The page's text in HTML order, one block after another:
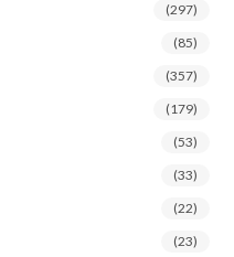
(297)
(85)
(357)
(179)
(53)
(33)
(22)
(23)